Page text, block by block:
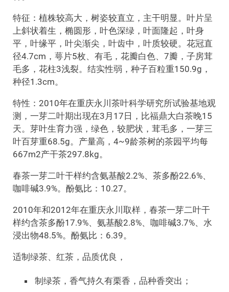
特征：植株较高大，树姿较直立，主干明显。叶片呈
上斜状着生，椭圆形，叶色深绿，叶面隆起，叶身
平，叶缘平，叶尖渐尖，叶齿中，叶质较硬。花冠直
径4.7cm，萼片5枚、有毛，花瓣白色、7瓣，子房茸
毛多，花柱3浅裂。结实性弱，种子百粒重150.9g，
种径1.3cm。
特性：2010年在重庆永川茶叶科学研究所试验基地观
测，一芽二叶期出现在3月17日，比福鼎大白茶晚15
天。芽叶生育力强，绿色，较肥状，茸毛多，一芽三
叶百芽重68.5g。产量高，4~9龄茶树的茶园平均每
667m2产干茶297.8kg。
春茶一芽二叶干样约含氨基酸2.2%、茶多酚22.6%、
咖啡碱3.9%。酚氨比：10.27。
2010年和2012年在重庆永川取样，春茶一芽二叶干
样约含茶多酚17.9%、氨基酸2.8%、咖啡碱3.7%、水
浸出物48.5%。酚氨比：6.39。
适制绿茶、红茶，品质优良，
制绿茶，香气持久有栗香，品种香突出；